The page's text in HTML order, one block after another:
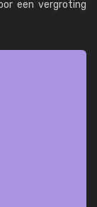
een vergroting